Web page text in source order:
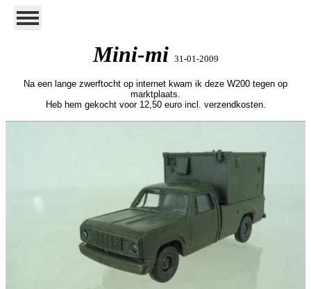
Mini-mi 31-01-2009
Na een lange zwerftocht op internet kwam ik deze W200 tegen op
marktplaats.
Heb hem gekocht voor 12,50 euro incl. verzendkosten.